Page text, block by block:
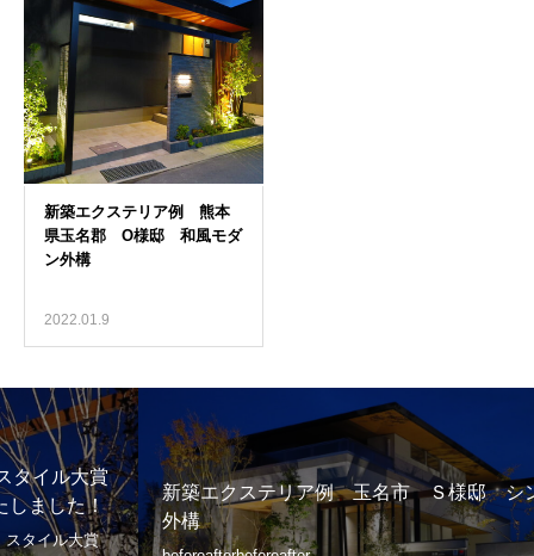
2022.01.9
賞
新築エクステリア例 玉名市 Ｓ様邸 シンプルモ
外構